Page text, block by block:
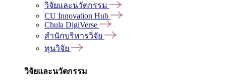
วิจัยและนวัตกรรม
CU Innovation Hub
Chula DigiVerse
สำนักบริหารวิจัย
ทุนวิจัย
วิจัยและนวัตกรรม